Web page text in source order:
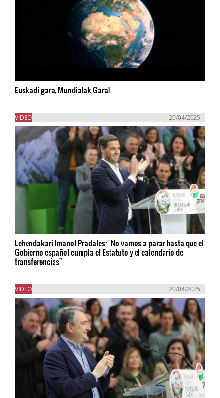
Euskadi gara, Mundialak Gara!
VIDEO 20/04/2025
Lehendakari Imanol Pradales: "No vamos a parar hasta que el
Gobierno español cumpla el Estatuto y el calendario de
transferencias"
VIDEO 20/04/2025